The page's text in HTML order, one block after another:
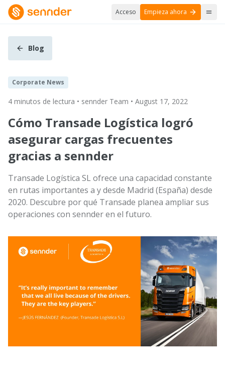
Acceso Empieza ahora
Blog
Corporate News
4 minutos de lectura • sennder Team • August 17, 2022
Cómo Transade Logística logró
asegurar cargas frecuentes
gracias a sennder
Transade Logística SL ofrece una capacidad constante
en rutas importantes a y desde Madrid (España) desde
2020. Descubre por qué Transade planea ampliar sus
operaciones con sennder en el futuro.